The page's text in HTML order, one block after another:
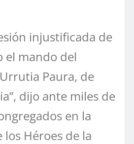
injustificada de
el mando del
Paura, de
dijo ante miles de
en la
los Héroes de la